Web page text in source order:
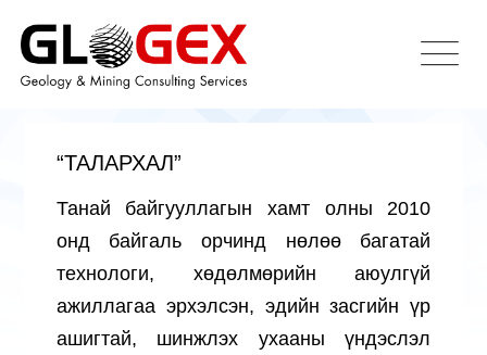
“ТАЛАРХАЛ”
Танай байгууллагын хамт олны 2010
онд байгаль орчинд нөлөө багатай
технологи, хөдөлмөрийн аюулгүй
ажиллагаа эрхэлсэн, эдийн засгийн үр
ашигтай, шинжлэх ухааны үндэслэл